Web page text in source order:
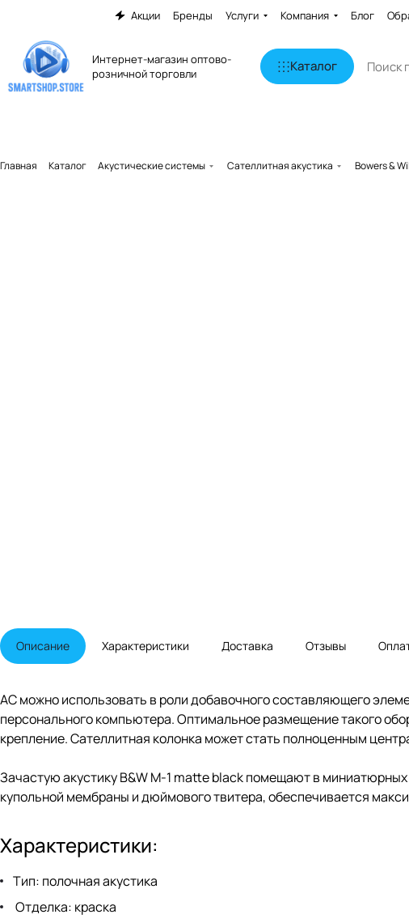
Акции Бренды Услуги Компания Блог
Интернет-магазин оптово-
розничной торговли
Каталог
Главная Каталог Акустические системы Сателлитная акустика Bowers &
Описание Характеристики Доставка Отзывы
АС можно использовать в роли добавочного составляющего
персонального компьютера. Оптимальное размещение такого
крепление. Сателлитная колонка может стать полноценным
Зачастую акустику B&W M-1 matte black помещают в
купольной мембраны и дюймового твитера, обеспечивается
Характеристики:
Тип: полочная акустика
Отделка: краска